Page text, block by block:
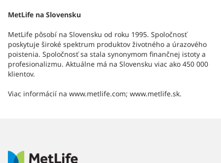
MetLife na Slovensku
MetLife pôsobí na Slovensku od roku 1995. Spoločnosť
poskytuje široké spektrum produktov životného a úrazového
poistenia. Spoločnosť sa stala synonymom finančnej istoty a
profesionalizmu. Aktuálne má na Slovensku viac ako 450 000
klientov.
Viac informácií na www.metlife.com; www.metlife.sk.